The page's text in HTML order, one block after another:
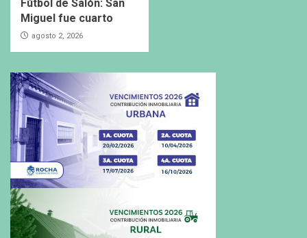
Fútbol de Salón: San
Miguel fue cuarto
agosto 2, 2026